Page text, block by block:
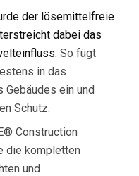
der lösemittelfreie
dabei das
So fügt
in das
Gebäudes ein und
Schutz.
Construction
die kompletten
und